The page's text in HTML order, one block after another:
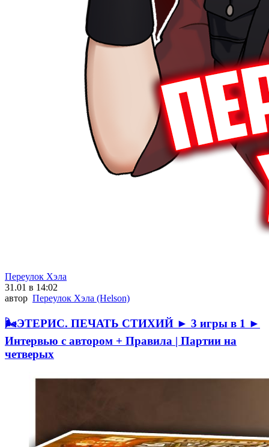
Переулок Хэла
31.01 в 14:02
автор Переулок Хэла (Helson)
🌬ЭТЕРИС. ПЕЧАТЬ СТИХИЙ ► 3 игры в 1 ►
Интервью с автором + Правила | Партии на
четверых